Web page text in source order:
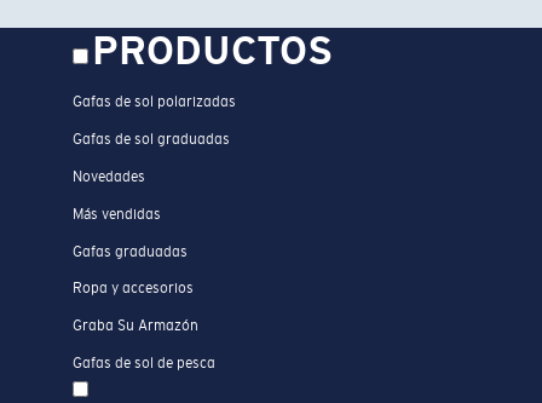
PRODUCTOS
Gafas de sol polarizadas
Gafas de sol graduadas
Novedades
Más vendidas
Gafas graduadas
Ropa y accesorios
Graba Su Armazón
Gafas de sol de pesca